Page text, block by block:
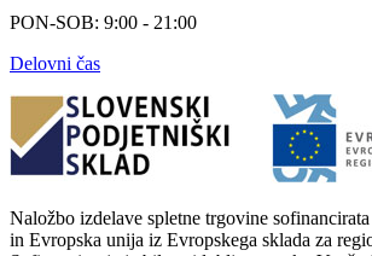
PON-SOB: 9:00 - 21:00
Delovni čas
Naložbo izdelave spletne trgovine
in Evropska unija iz Evropskega sklada za